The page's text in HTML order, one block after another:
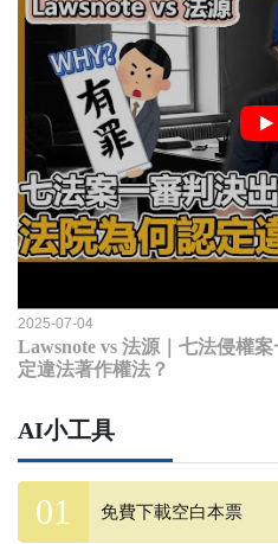
2025-07-04
Lawsnote vs 法源｜七法侵權
定違法著作權法？
AI小工具
免費下載空白本票